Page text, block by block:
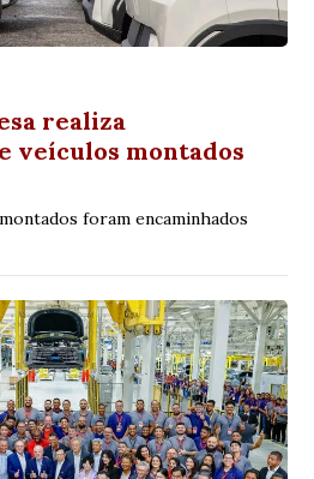
realiza
veículos montados
foram encaminhados